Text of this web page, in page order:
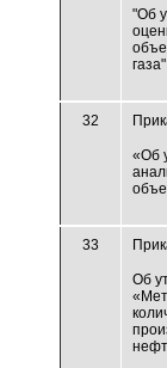
"Об
газа"
32
«Об
33
Об